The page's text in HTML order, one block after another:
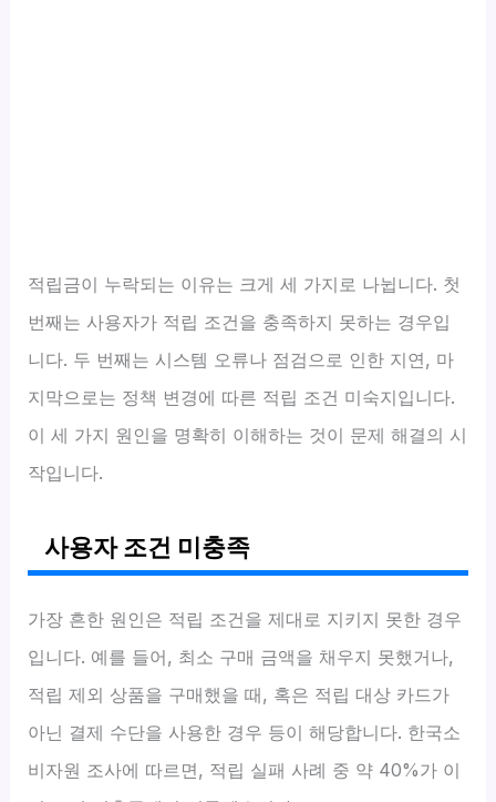
적립금이 누락되는 이유는 크게 세 가지로 나뉩니다. 첫
번째는 사용자가 적립 조건을 충족하지 못하는 경우입
니다. 두 번째는 시스템 오류나 점검으로 인한 지연, 마
지막으로는 정책 변경에 따른 적립 조건 미숙지입니다.
이 세 가지 원인을 명확히 이해하는 것이 문제 해결의 시
작입니다.
사용자 조건 미충족
가장 흔한 원인은 적립 조건을 제대로 지키지 못한 경우
입니다. 예를 들어, 최소 구매 금액을 채우지 못했거나,
적립 제외 상품을 구매했을 때, 혹은 적립 대상 카드가
아닌 결제 수단을 사용한 경우 등이 해당합니다. 한국소
비자원 조사에 따르면, 적립 실패 사례 중 약 40%가 이